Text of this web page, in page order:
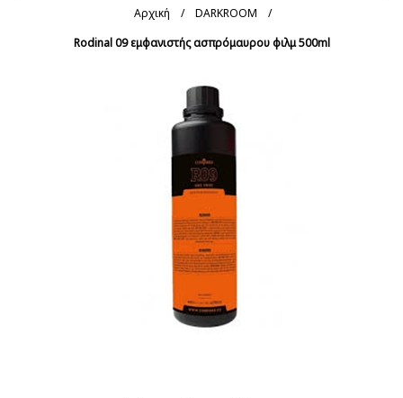
Αρχική / DARKROOM
/
Rodinal 09 εμφανιστής ασπρόμαυρου φιλμ 500ml